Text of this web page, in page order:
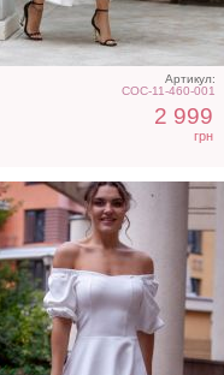
Артикул:
COC-11-460-001
2 999
грн